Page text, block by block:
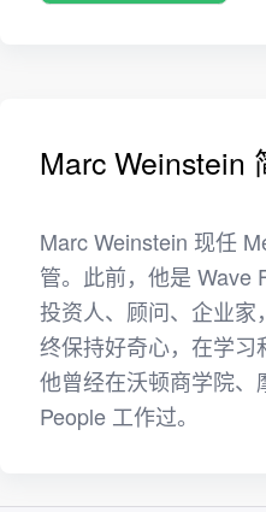
Marc Weinstein
Marc Weinstein 现任
管。此前，他是 Wave
投资人、顾问、企业
终保持好奇心，在学习
他曾经在沃顿商学院、
People 工作过。